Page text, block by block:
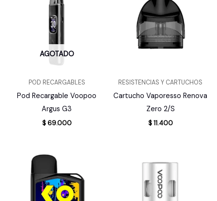
AGOTADO
POD RECARGABLES
Pod Recargable Voopoo
Argus G3
$69.000
RESISTENCIAS Y CARTUCHOS
Cartucho Vaporesso Renova
Zero 2/S
$11.400